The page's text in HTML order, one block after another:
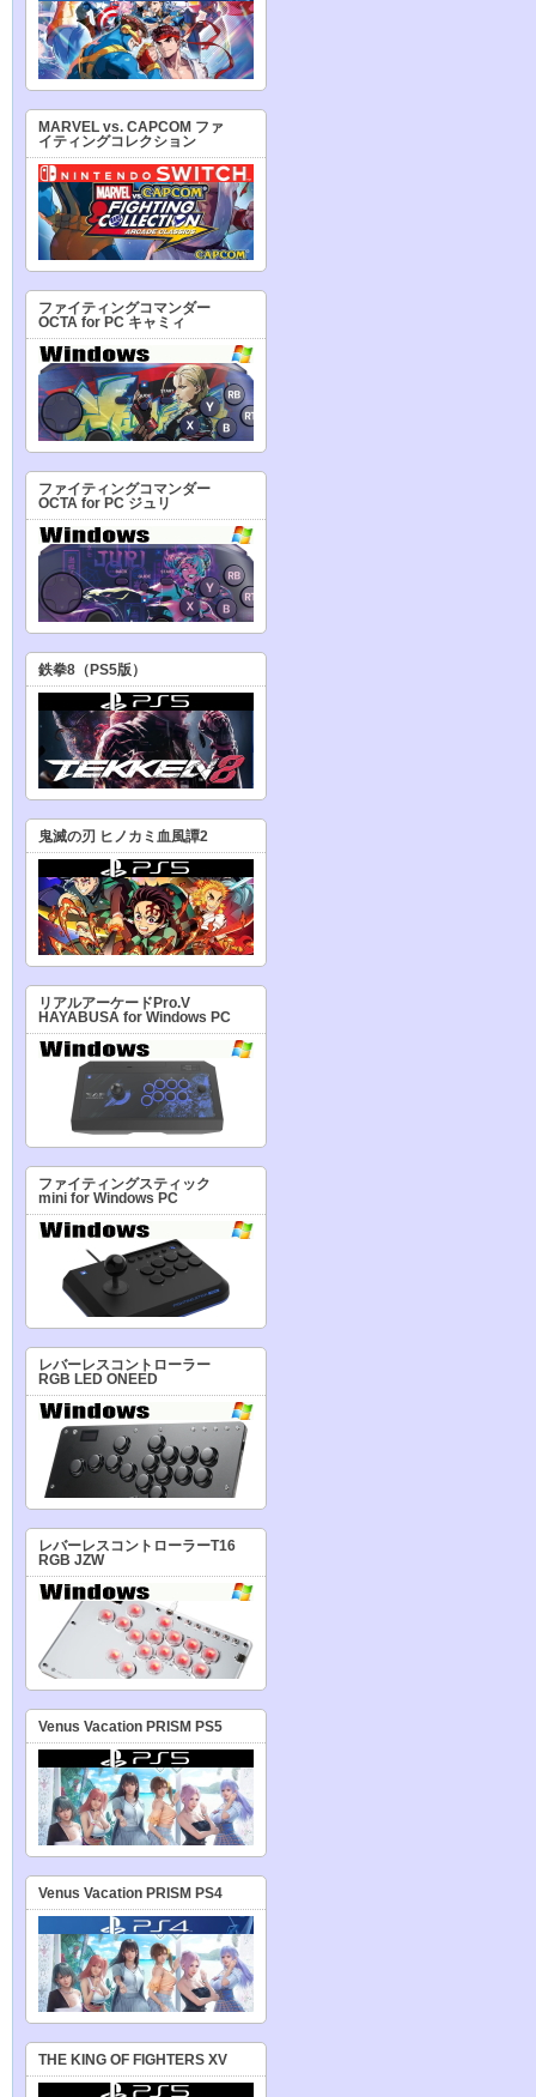
MARVEL vs. CAPCOM ファ
イティングコレクション
ファイティングコマンダー
OCTA for PC キャミィ
ファイティングコマンダー
OCTA for PC ジュリ
鉄拳8（PS5版）
鬼滅の刃 ヒノカミ血風譚2
リアルアーケードPro.V
HAYABUSA for Windows PC
ファイティングスティック
mini for Windows PC
レバーレスコントローラー
RGB LED ONEED
レバーレスコントローラーT16
RGB JZW
Venus Vacation PRISM PS5
Venus Vacation PRISM PS4
THE KING OF FIGHTERS XV